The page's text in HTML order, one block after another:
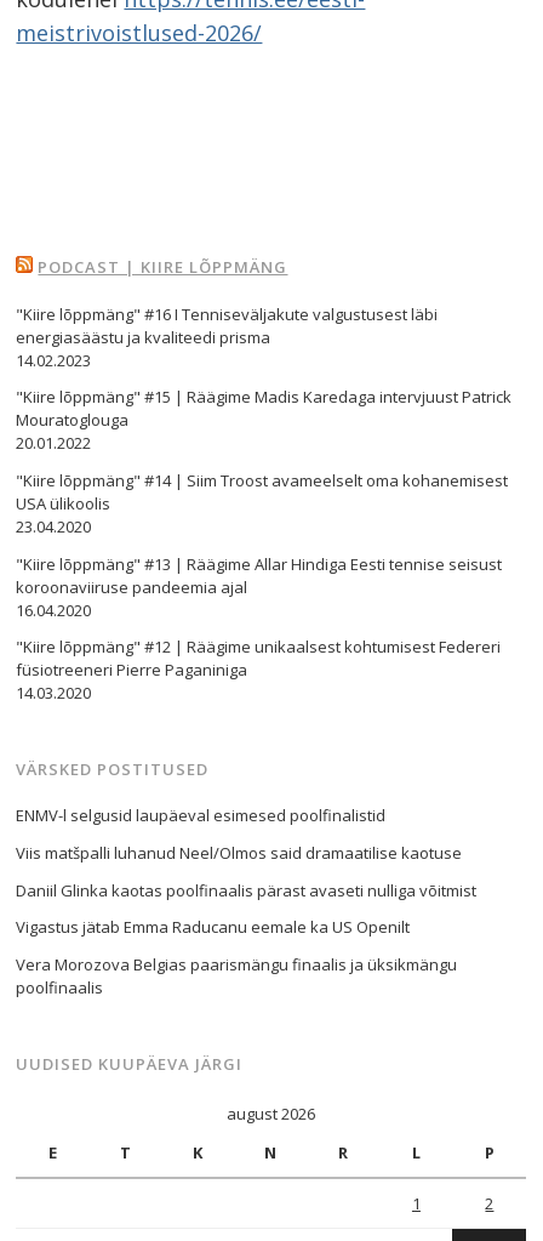
meistrivoistlused-2026/
PODCAST | KIIRE LÕPPMÄNG
"Kiire lõppmäng" #16 I Tenniseväljakute valgustusest läbi
energiasäästu ja kvaliteedi prisma
14.02.2023
"Kiire lõppmäng" #15 | Räägime Madis Karedaga intervjuust Patrick
Mouratoglouga
20.01.2022
"Kiire lõppmäng" #14 | Siim Troost avameelselt oma kohanemisest
USA ülikoolis
23.04.2020
"Kiire lõppmäng" #13 | Räägime Allar Hindiga Eesti tennise seisust
koroonaviiruse pandeemia ajal
16.04.2020
"Kiire lõppmäng" #12 | Räägime unikaalsest kohtumisest Federeri
füsiotreeneri Pierre Paganiniga
14.03.2020
VÄRSKED POSTITUSED
ENMV-l selgusid laupäeval esimesed poolfinalistid
Viis matšpalli luhanud Neel/Olmos said dramaatilise kaotuse
Daniil Glinka kaotas poolfinaalis pärast avaseti nulliga võitmist
Vigastus jätab Emma Raducanu eemale ka US Openilt
Vera Morozova Belgias paarismängu finaalis ja üksikmängu
poolfinaalis
UUDISED KUUPÄEVA JÄRGI
august 2026
E
T K N R L P
1 2